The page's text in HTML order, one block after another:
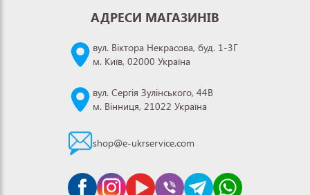
АДРЕСИ МАГАЗИНІВ
вул. Віктора Некрасова, буд. 1-3Г
м. Київ, 02000 Україна
вул. Сергія Зулінського, 44В
м. Вінниця, 21022 Україна
shop@e-ukrservice.com